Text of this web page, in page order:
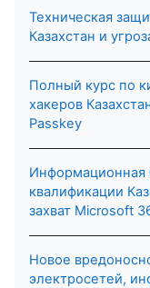
Техническая
Казахстан и
Полный курс по
хакеров
Passkey
Информационная
квалификации
захват Microsoft
Новое
электросетей,